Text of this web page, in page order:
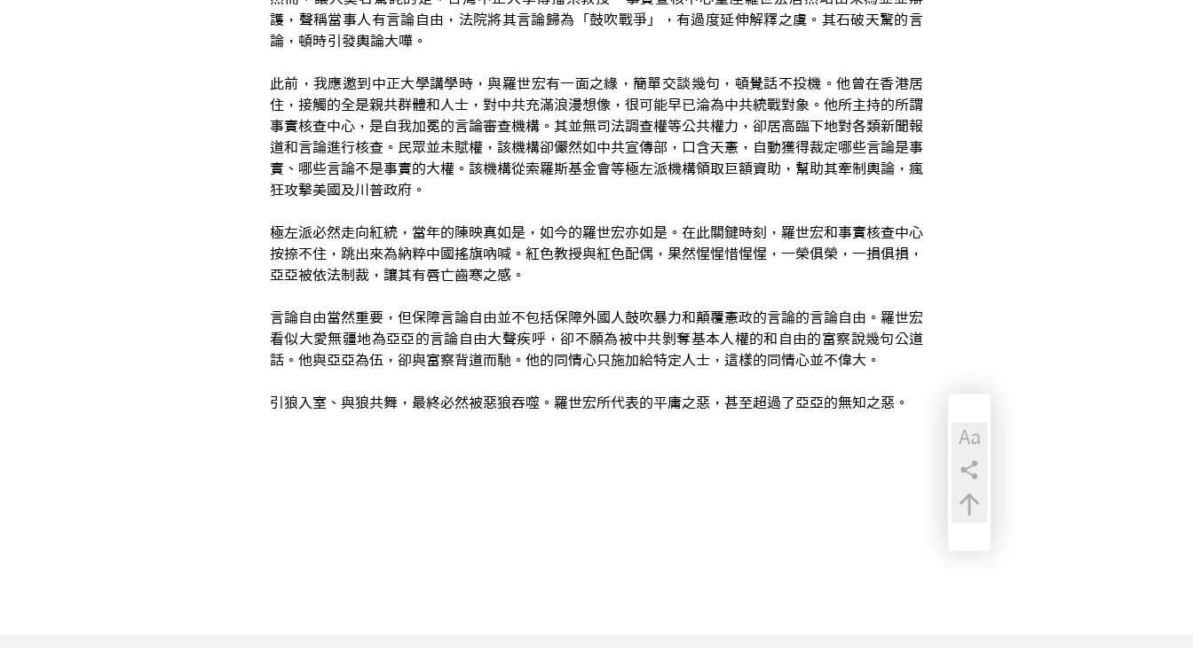
護，聲稱當事人有言論自由，法院將其言論歸為「鼓吹戰爭」，有過度延伸解釋之虞。其石破天驚的言
論，頓時引發輿論大嘩。
此前，我應邀到中正大學講學時，與羅世宏有一面之緣，簡單交談幾句，頓覺話不投機。他曾在香港居
住，接觸的全是親共群體和人士，對中共充滿浪漫想像，很可能早已淪為中共統戰對象。他所主持的所謂
事實核查中心，是自我加冕的言論審查機構。其並無司法調查權等公共權力，卻居高臨下地對各類新聞報
道和言論進行核查。民眾並未賦權，該機構卻儼然如中共宣傳部，口含天憲，自動獲得裁定哪些言論是事
實、哪些言論不是事實的大權。該機構從索羅斯基金會等極左派機構領取巨額資助，幫助其牽制輿論，瘋
狂攻擊美國及川普政府。
極左派必然走向紅統，當年的陳映真如是，如今的羅世宏亦如是。在此關鍵時刻，羅世宏和事實核查中心
按捺不住，跳出來為納粹中國搖旗吶喊。紅色教授與紅色配偶，果然惺惺惜惺惺，一榮俱榮，一損俱損，
亞亞被依法制裁，讓其有唇亡齒寒之感。
言論自由當然重要，但保障言論自由並不包括保障外國人鼓吹暴力和顛覆憲政的言論的言論自由。羅世宏
看似大愛無疆地為亞亞的言論自由大聲疾呼，卻不願為被中共剝奪基本人權的和自由的富察說幾句公道
話。他與亞亞為伍，卻與富察背道而馳。他的同情心只施加給特定人士，這樣的同情心並不偉大。
引狼入室、與狼共舞，最終必然被惡狼吞噬。羅世宏所代表的平庸之惡，甚至超過了亞亞的無知之惡。
Aa